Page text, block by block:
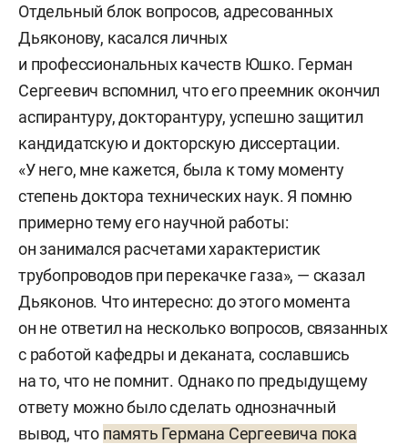
Отдельный блок вопросов, адресованных
Дьяконову, касался личных
и профессиональных качеств Юшко. Герман
Сергеевич вспомнил, что его преемник окончил
аспирантуру, докторантуру, успешно защитил
кандидатскую и докторскую диссертации.
«У него, мне кажется, была к тому моменту
степень доктора технических наук. Я помню
примерно тему его научной работы:
он занимался расчетами характеристик
трубопроводов при перекачке газа», — сказал
Дьяконов. Что интересно: до этого момента
он не ответил на несколько вопросов, связанных
с работой кафедры и деканата, сославшись
на то, что не помнит. Однако по предыдущему
ответу можно было сделать однозначный
вывод, что память Германа Сергеевича пока